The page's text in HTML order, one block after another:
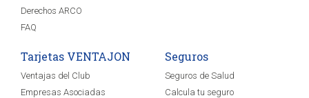
Derechos ARCO
FAQ
Tarjetas VENTAJON
Ventajas del Club
Empresas Asociadas
Seguros
Seguros de Salud
Calcula tu seguro